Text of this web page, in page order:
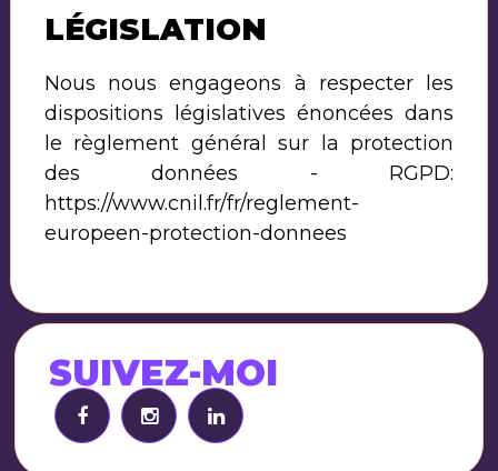
LÉGISLATION
Nous nous engageons à respecter les
dispositions législatives énoncées dans
le règlement général sur la protection
des données - RGPD:
https://www.cnil.fr/fr/reglement-
europeen-protection-donnees
SUIVEZ-MOI